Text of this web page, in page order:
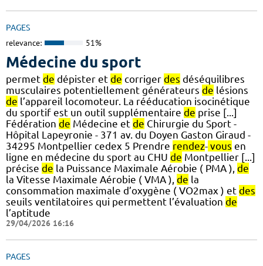
PAGES
relevance: 51%
Médecine du sport
permet de dépister et de corriger des déséquilibres
musculaires potentiellement générateurs de lésions
de l’appareil locomoteur. La rééducation isocinétique
du sportif est un outil supplémentaire de prise [...]
Fédération de Médecine et de Chirurgie du Sport -
Hôpital Lapeyronie - 371 av. du Doyen Gaston Giraud -
34295 Montpellier cedex 5 Prendre rendez- vous en
ligne en médecine du sport au CHU de Montpellier [...]
précise de la Puissance Maximale Aérobie ( PMA ), de
la Vitesse Maximale Aérobie ( VMA ), de la
consommation maximale d’oxygène ( VO2max ) et des
seuils ventilatoires qui permettent l’évaluation de
l’aptitude
29/04/2026 16:16
PAGES